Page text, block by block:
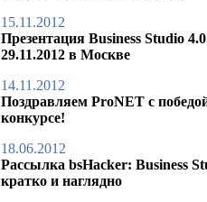
15.11.2012
Презентация Business Studio
29.11.2012 в Москве
14.11.2012
Поздравляем ProNET с
конкурсе!
18.06.2012
Рассылка bsHacker: Business
кратко и наглядно